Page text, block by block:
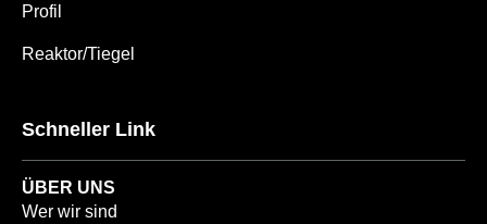
Profil
Reaktor/Tiegel
Schneller Link
ÜBER UNS
Wer wir sind